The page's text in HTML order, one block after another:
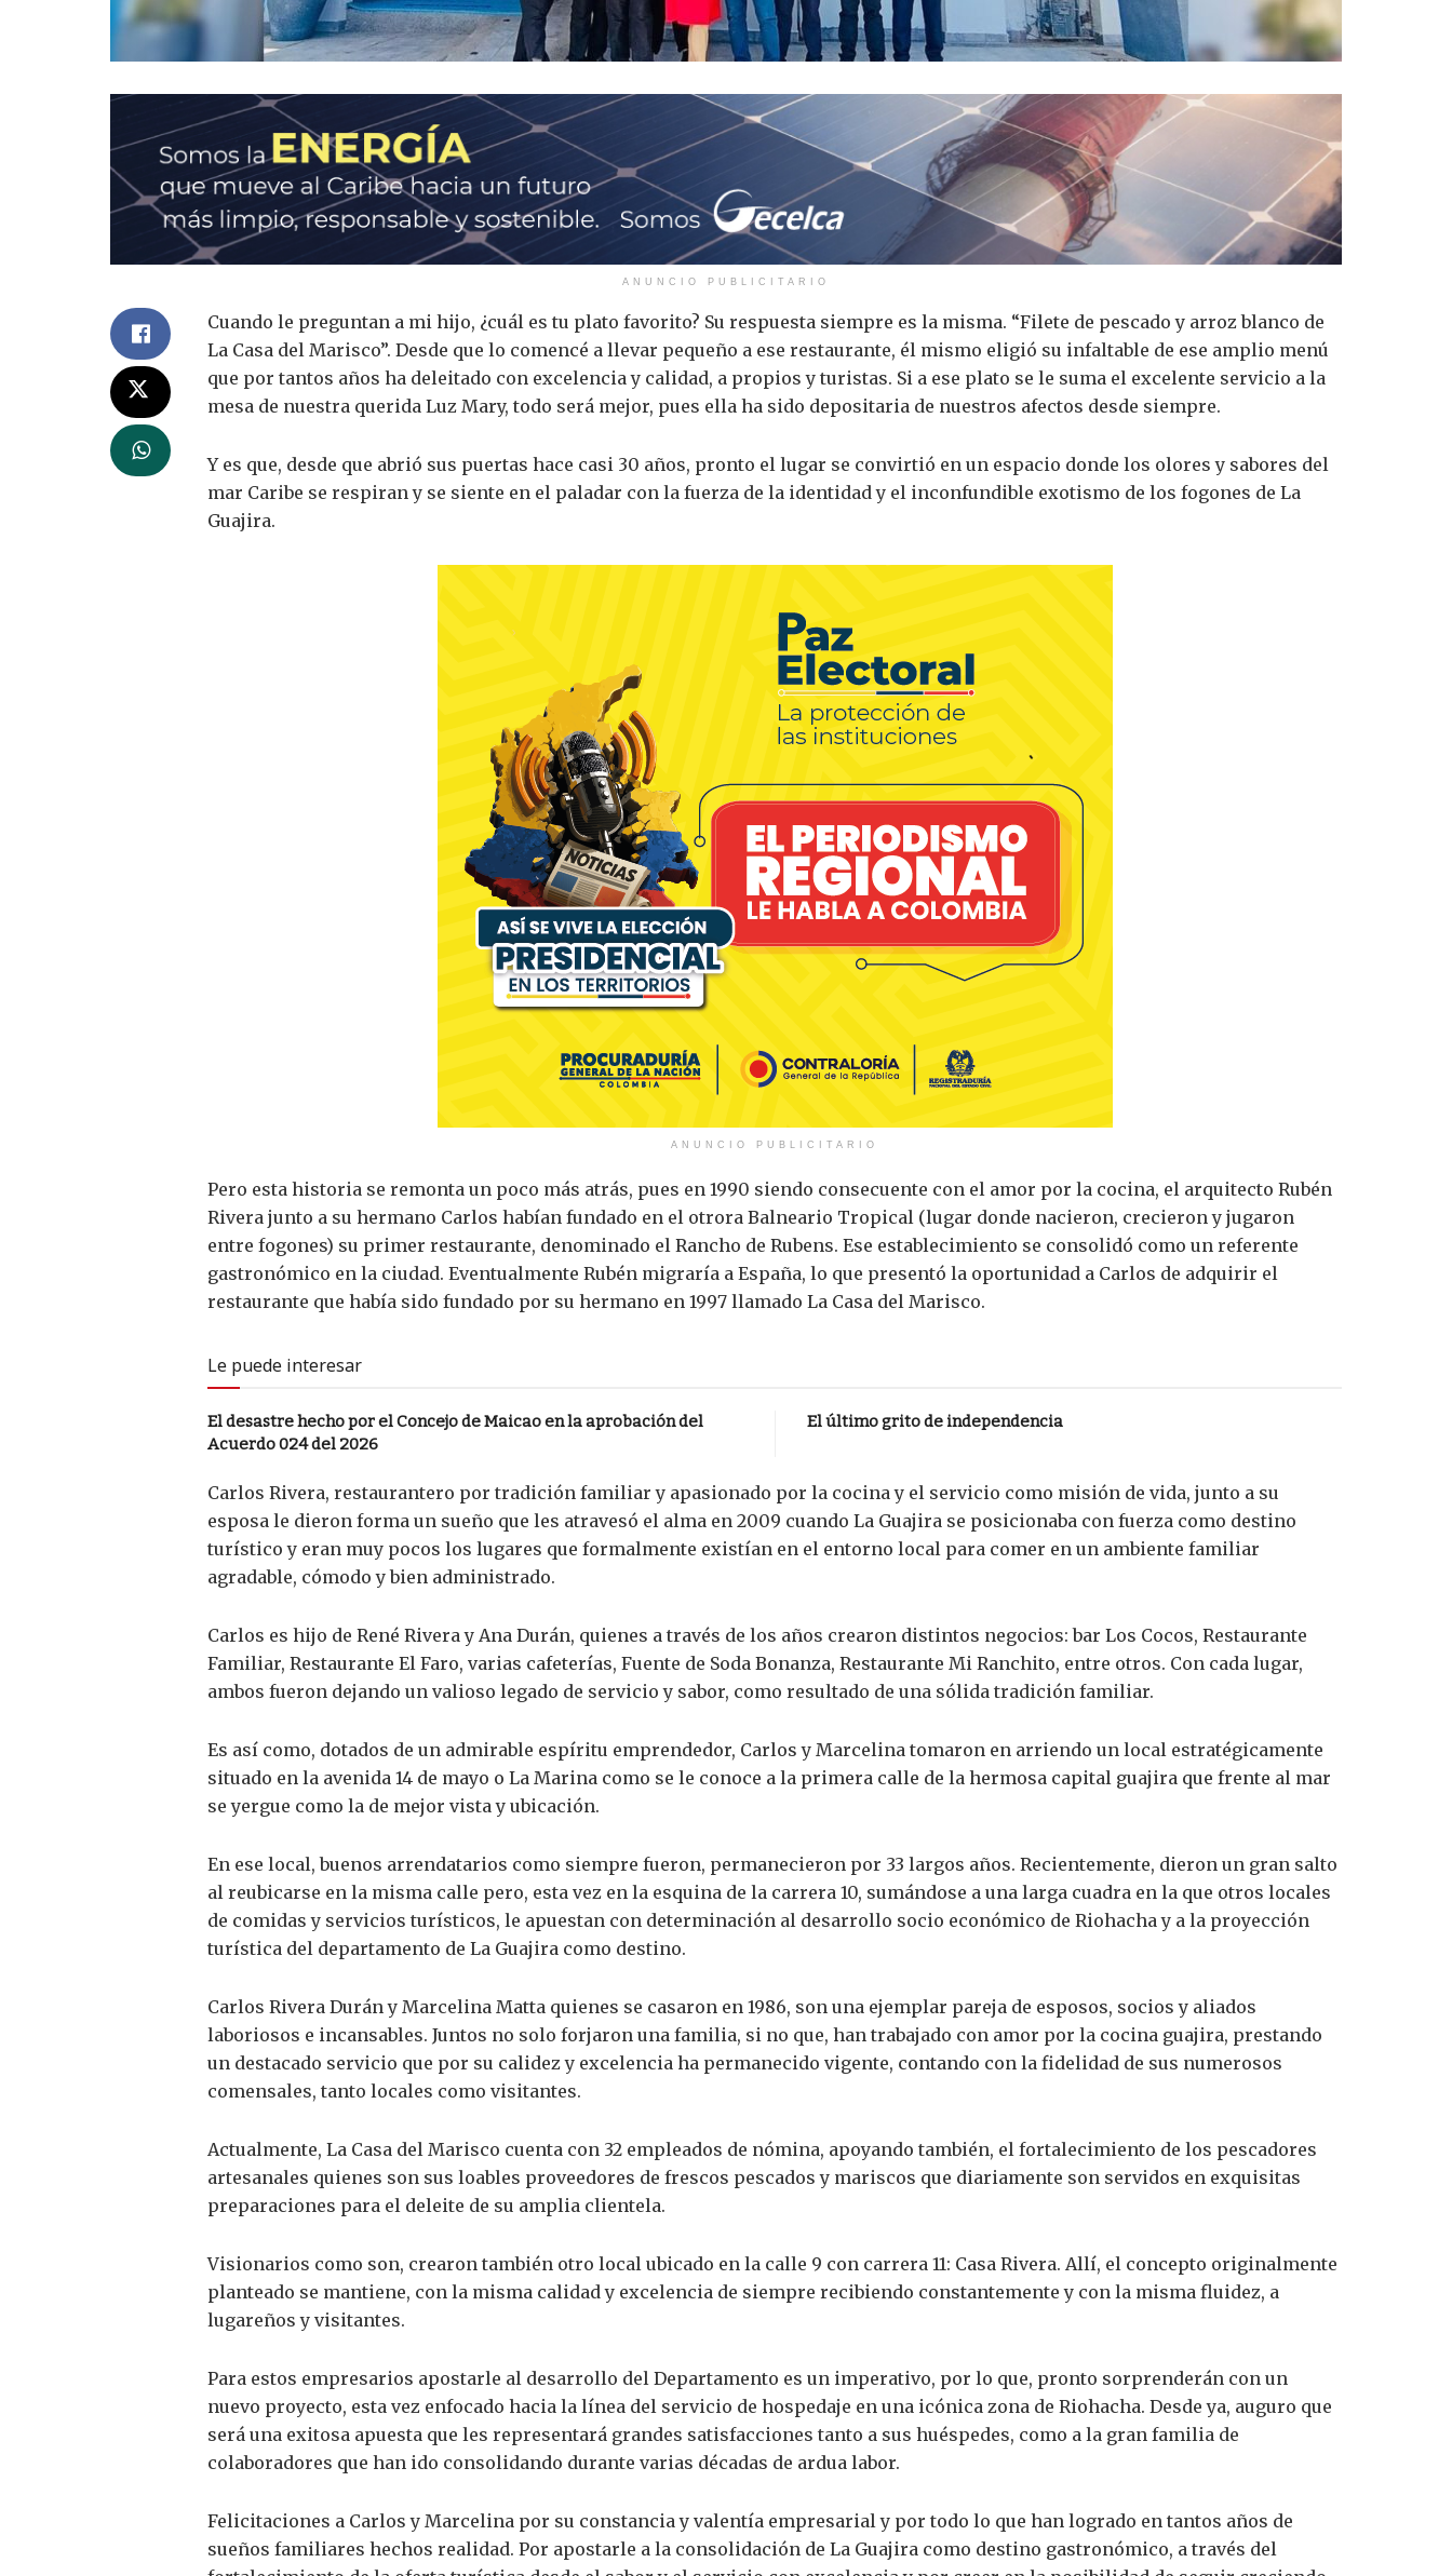
ANUNCIO PUBLICITARIO
Cuando le preguntan a mi hijo, ¿cuál es tu plato favorito? Su respuesta siempre es la misma. “Filete de pescado y arroz blanco de
La Casa del Marisco”. Desde que lo comencé a llevar pequeño a ese restaurante, él mismo eligió su infaltable de ese amplio menú
que por tantos años ha deleitado con excelencia y calidad, a propios y turistas. Si a ese plato se le suma el excelente servicio a la
mesa de nuestra querida Luz Mary, todo será mejor, pues ella ha sido depositaria de nuestros afectos desde siempre.
Y es que, desde que abrió sus puertas hace casi 30 años, pronto el lugar se convirtió en un espacio donde los olores y sabores del
mar Caribe se respiran y se siente en el paladar con la fuerza de la identidad y el inconfundible exotismo de los fogones de La
Guajira.
ANUNCIO PUBLICITARIO
Pero esta historia se remonta un poco más atrás, pues en 1990 siendo consecuente con el amor por la cocina, el arquitecto Rubén
Rivera junto a su hermano Carlos habían fundado en el otrora Balneario Tropical (lugar donde nacieron, crecieron y jugaron
entre fogones) su primer restaurante, denominado el Rancho de Rubens. Ese establecimiento se consolidó como un referente
gastronómico en la ciudad. Eventualmente Rubén migraría a España, lo que presentó la oportunidad a Carlos de adquirir el
restaurante que había sido fundado por su hermano en 1997 llamado La Casa del Marisco.
Le puede interesar
El desastre hecho por el Concejo de Maicao en la aprobación del
Acuerdo 024 del 2026
El último grito de independencia
Carlos Rivera, restaurantero por tradición familiar y apasionado por la cocina y el servicio como misión de vida, junto a su
esposa le dieron forma un sueño que les atravesó el alma en 2009 cuando La Guajira se posicionaba con fuerza como destino
turístico y eran muy pocos los lugares que formalmente existían en el entorno local para comer en un ambiente familiar
agradable, cómodo y bien administrado.
Carlos es hijo de René Rivera y Ana Durán, quienes a través de los años crearon distintos negocios: bar Los Cocos, Restaurante
Familiar, Restaurante El Faro, varias cafeterías, Fuente de Soda Bonanza, Restaurante Mi Ranchito, entre otros. Con cada lugar,
ambos fueron dejando un valioso legado de servicio y sabor, como resultado de una sólida tradición familiar.
Es así como, dotados de un admirable espíritu emprendedor, Carlos y Marcelina tomaron en arriendo un local estratégicamente
situado en la avenida 14 de mayo o La Marina como se le conoce a la primera calle de la hermosa capital guajira que frente al mar
se yergue como la de mejor vista y ubicación.
En ese local, buenos arrendatarios como siempre fueron, permanecieron por 33 largos años. Recientemente, dieron un gran salto
al reubicarse en la misma calle pero, esta vez en la esquina de la carrera 10, sumándose a una larga cuadra en la que otros locales
de comidas y servicios turísticos, le apuestan con determinación al desarrollo socio económico de Riohacha y a la proyección
turística del departamento de La Guajira como destino.
Carlos Rivera Durán y Marcelina Matta quienes se casaron en 1986, son una ejemplar pareja de esposos, socios y aliados
laboriosos e incansables. Juntos no solo forjaron una familia, si no que, han trabajado con amor por la cocina guajira, prestando
un destacado servicio que por su calidez y excelencia ha permanecido vigente, contando con la fidelidad de sus numerosos
comensales, tanto locales como visitantes.
Actualmente, La Casa del Marisco cuenta con 32 empleados de nómina, apoyando también, el fortalecimiento de los pescadores
artesanales quienes son sus loables proveedores de frescos pescados y mariscos que diariamente son servidos en exquisitas
preparaciones para el deleite de su amplia clientela.
Visionarios como son, crearon también otro local ubicado en la calle 9 con carrera 11: Casa Rivera. Allí, el concepto originalmente
planteado se mantiene, con la misma calidad y excelencia de siempre recibiendo constantemente y con la misma fluidez, a
lugareños y visitantes.
Para estos empresarios apostarle al desarrollo del Departamento es un imperativo, por lo que, pronto sorprenderán con un
nuevo proyecto, esta vez enfocado hacia la línea del servicio de hospedaje en una icónica zona de Riohacha. Desde ya, auguro que
será una exitosa apuesta que les representará grandes satisfacciones tanto a sus huéspedes, como a la gran familia de
colaboradores que han ido consolidando durante varias décadas de ardua labor.
Felicitaciones a Carlos y Marcelina por su constancia y valentía empresarial y por todo lo que han logrado en tantos años de
sueños familiares hechos realidad. Por apostarle a la consolidación de La Guajira como destino gastronómico, a través del